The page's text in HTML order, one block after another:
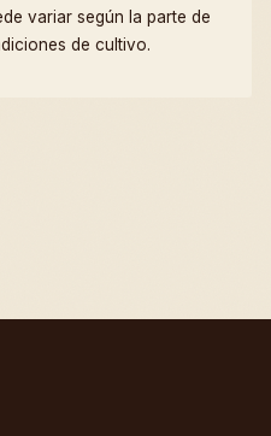
variar según la parte de
de cultivo.